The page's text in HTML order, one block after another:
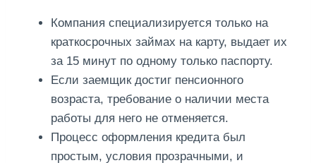
Компания специализируется только на
краткосрочных займах на карту, выдает их
за 15 минут по одному только паспорту.
Если заемщик достиг пенсионного
возраста, требование о наличии места
работы для него не отменяется.
Процесс оформления кредита был
простым, условия прозрачными, и